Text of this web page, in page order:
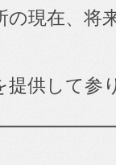
の現在、将
提供して参